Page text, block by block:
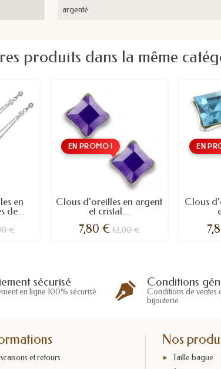
argenté
produits dans la même
en
de...
€
EN PROMO !
Clous d'oreilles en argent
et cristal...
7,80 € 12,00 €
EN
Clous
sécurisé
en ligne 100% sécurisé
Conditions
Conditions de ventes
bijouterie
et retours
Nos
Taille bague